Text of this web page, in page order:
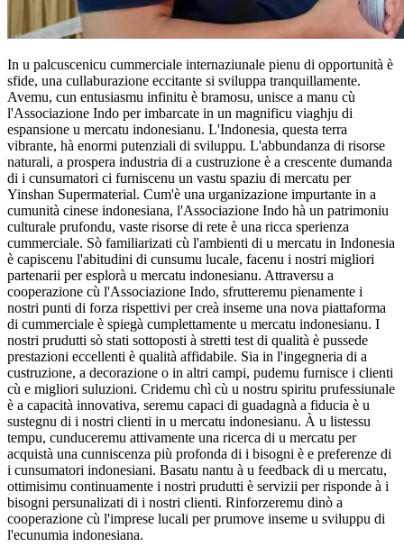
In u palcuscenicu cummerciale internaziunale pienu di opportunità è
sfide, una cullaburazione eccitante si sviluppa tranquillamente.
Avemu, cun entusiasmu infinitu è ​​bramosu, unisce a manu cù
l'Associazione Indo per imbarcate in un magnificu viaghju di
espansione u mercatu indonesianu. L'Indonesia, questa terra
vibrante, hà enormi putenziali di sviluppu. L'abbundanza di risorse
naturali, a prospera industria di a custruzione è a crescente dumanda
di i cunsumatori ci furniscenu un vastu spaziu di mercatu per
Yinshan Supermaterial. Cum'è una urganizazione impurtante in a
cumunità cinese indonesiana, l'Associazione Indo hà un patrimoniu
culturale prufondu, vaste risorse di rete è una ricca sperienza
cummerciale. Sò familiarizati cù l'ambienti di u mercatu in Indonesia
è capiscenu l'abitudini di cunsumu lucale, facenu i nostri migliori
partenarii per esplorà u mercatu indonesianu. Attraversu a
cooperazione cù l'Associazione Indo, sfrutteremu pienamente i
nostri punti di forza rispettivi per creà inseme una nova piattaforma
di cummerciale è spiegà cumplettamente u mercatu indonesianu. I
nostri prudutti sò stati sottoposti à stretti test di qualità è pussede
prestazioni eccellenti è qualità affidabile. Sia in l'ingegneria di a
custruzione, a decorazione o in altri campi, pudemu furnisce i clienti
cù e migliori suluzioni. Cridemu chì cù u nostru spiritu prufessiunale
è a capacità innovativa, seremu capaci di guadagnà a fiducia è u
sustegnu di i nostri clienti in u mercatu indonesianu. À u listessu
tempu, cunduceremu attivamente una ricerca di u mercatu per
acquistà una cunniscenza più profonda di i bisogni è e preferenze di
i cunsumatori indonesiani. Basatu nantu à u feedback di u mercatu,
ottimisimu continuamente i nostri prudutti è servizii per risponde à i
bisogni persunalizati di i nostri clienti. Rinforzeremu dinò a
cooperazione cù l'imprese lucali per prumove inseme u sviluppu di
l'ecunumia indonesiana.